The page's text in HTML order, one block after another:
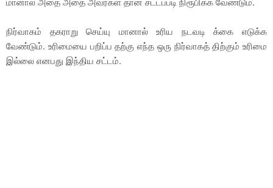
மானால் அதை அதை அவர்கள் தான் சட்டப்படி நிரூபிக்க வேண்டும்.
நிர்வாகம் தகராறு செய்யு மானால் உரிய நடவடி க்கை எடுக்க
வேண்டும். உரிமையை பறிப்ப தற்கு எந்த ஒரு நிர்வாகத் திற்கும் உரிமை
இல்லை எனபது இந்திய சட்டம்.